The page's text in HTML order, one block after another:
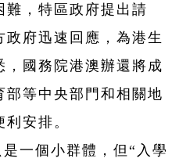
難，特區政府提出請
府迅速回應，為港生
，國務院港澳辦還將成
部等中央部門和相關地
安排。
一個小群體，但“入學